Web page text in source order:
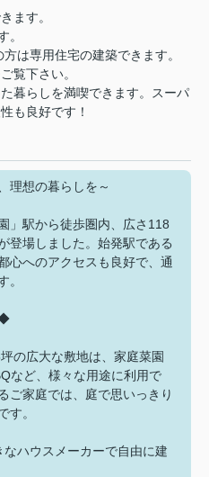
ます。
。
は専用住宅の建築できます。
覧下さい。
暮らしを満喫できます。スーパ
も良好です！
理想の暮らしを～
」駅から徒歩圏内、広さ118
登場しました。始発駅である
心へのアクセスも良好で、通
。
◆
の広大な敷地は、家庭菜園
など、様々な用途に利用で
ご家庭では、庭で思いっきり
す。
ハウスメーカーで自由に建